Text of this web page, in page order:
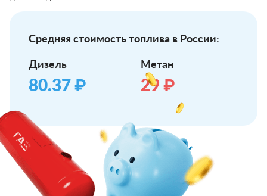
Средняя стоимость топлива в России:
Дизель
80.37₽
Метан
29 ₽